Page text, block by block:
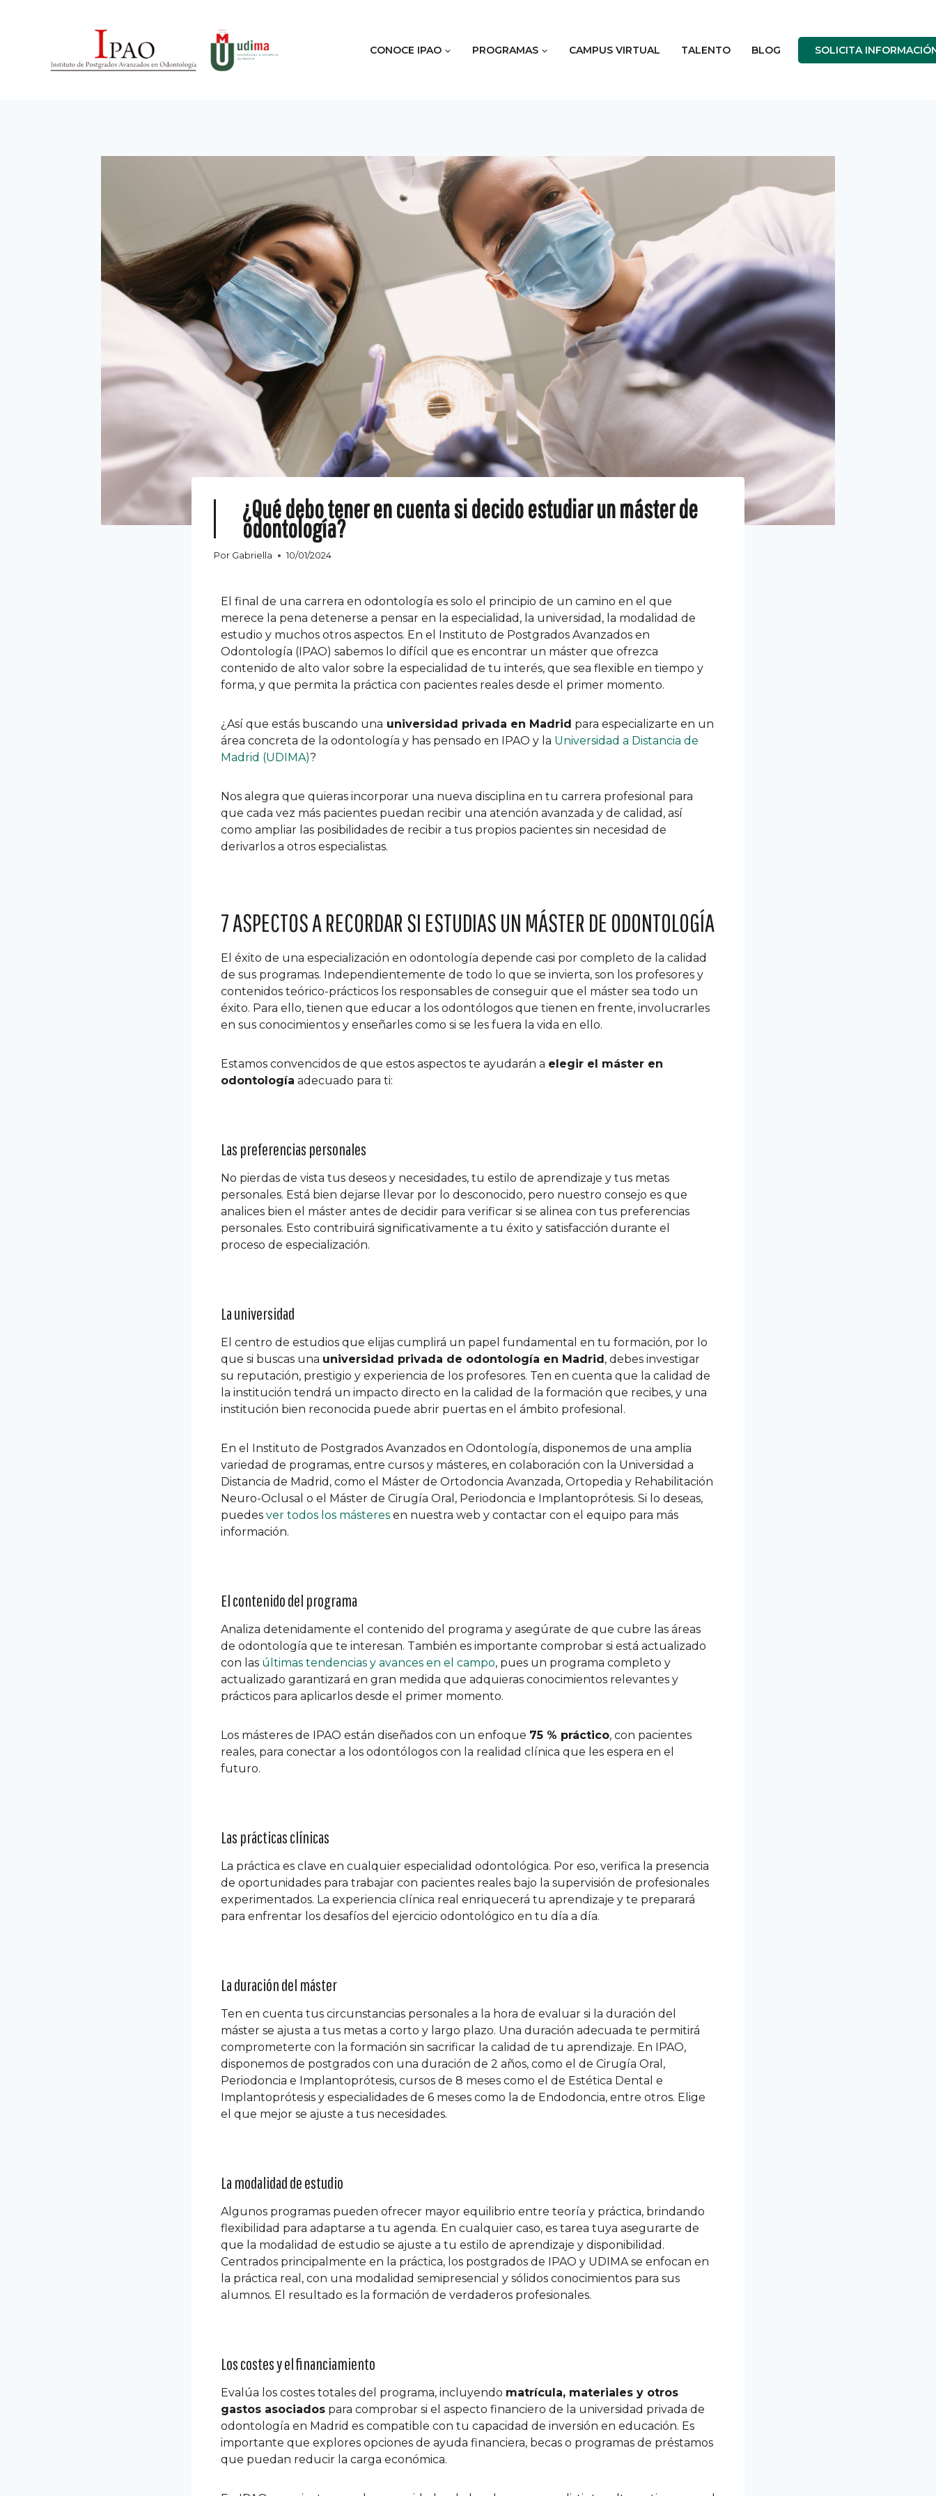
CONOCE IPAO PROGRAMAS CAMPUS VIRTUAL TALENTO BLOG SOLICITA
¿Qué debo tener en cuenta si decido estudiar un máster de
odontología?
Por Gabriella 10/01/2024
El final de una carrera en odontología es solo el principio de un camino en el que
merece la pena detenerse a pensar en la especialidad, la universidad, la modalidad de
estudio y muchos otros aspectos. En el Instituto de Postgrados Avanzados en
Odontología (IPAO) sabemos lo difícil que es encontrar un máster que ofrezca
contenido de alto valor sobre la especialidad de tu interés, que sea flexible en tiempo y
forma, y que permita la práctica con pacientes reales desde el primer momento.
¿Así que estás buscando una universidad privada en Madrid para especializarte en un
área concreta de la odontología y has pensado en IPAO y la Universidad a Distancia de
Madrid (UDIMA)?
Nos alegra que quieras incorporar una nueva disciplina en tu carrera profesional para
que cada vez más pacientes puedan recibir una atención avanzada y de calidad, así
como ampliar las posibilidades de recibir a tus propios pacientes sin necesidad de
derivarlos a otros especialistas.
7 ASPECTOS A RECORDAR SI ESTUDIAS UN MÁSTER DE ODONTOLOGÍA
El éxito de una especialización en odontología depende casi por completo de la calidad
de sus programas. Independientemente de todo lo que se invierta, son los profesores y
contenidos teórico-prácticos los responsables de conseguir que el máster sea todo un
éxito. Para ello, tienen que educar a los odontólogos que tienen en frente, involucrarles
en sus conocimientos y enseñarles como si se les fuera la vida en ello.
Estamos convencidos de que estos aspectos te ayudarán a elegir el máster en
odontología adecuado para ti:
Las preferencias personales
No pierdas de vista tus deseos y necesidades, tu estilo de aprendizaje y tus metas
personales. Está bien dejarse llevar por lo desconocido, pero nuestro consejo es que
analices bien el máster antes de decidir para verificar si se alinea con tus preferencias
personales. Esto contribuirá significativamente a tu éxito y satisfacción durante el
proceso de especialización.
La universidad
El centro de estudios que elijas cumplirá un papel fundamental en tu formación, por lo
que si buscas una universidad privada de odontología en Madrid, debes investigar
su reputación, prestigio y experiencia de los profesores. Ten en cuenta que la calidad de
la institución tendrá un impacto directo en la calidad de la formación que recibes, y una
institución bien reconocida puede abrir puertas en el ámbito profesional.
En el Instituto de Postgrados Avanzados en Odontología, disponemos de una amplia
variedad de programas, entre cursos y másteres, en colaboración con la Universidad a
Distancia de Madrid, como el Máster de Ortodoncia Avanzada, Ortopedia y Rehabilitación
Neuro-Oclusal o el Máster de Cirugía Oral, Periodoncia e Implantoprótesis. Si lo deseas,
puedes ver todos los másteres en nuestra web y contactar con el equipo para más
información.
El contenido del programa
Analiza detenidamente el contenido del programa y asegúrate de que cubre las áreas
de odontología que te interesan. También es importante comprobar si está actualizado
con las últimas tendencias y avances en el campo, pues un programa completo y
actualizado garantizará en gran medida que adquieras conocimientos relevantes y
prácticos para aplicarlos desde el primer momento.
Los másteres de IPAO están diseñados con un enfoque 75 % práctico, con pacientes
reales, para conectar a los odontólogos con la realidad clínica que les espera en el
futuro.
Las prácticas clínicas
La práctica es clave en cualquier especialidad odontológica. Por eso, verifica la presencia
de oportunidades para trabajar con pacientes reales bajo la supervisión de profesionales
experimentados. La experiencia clínica real enriquecerá tu aprendizaje y te preparará
para enfrentar los desafíos del ejercicio odontológico en tu día a día.
La duración del máster
Ten en cuenta tus circunstancias personales a la hora de evaluar si la duración del
máster se ajusta a tus metas a corto y largo plazo. Una duración adecuada te permitirá
comprometerte con la formación sin sacrificar la calidad de tu aprendizaje. En IPAO,
disponemos de postgrados con una duración de 2 años, como el de Cirugía Oral,
Periodoncia e Implantoprótesis, cursos de 8 meses como el de Estética Dental e
Implantoprótesis y especialidades de 6 meses como la de Endodoncia, entre otros. Elige
el que mejor se ajuste a tus necesidades.
La modalidad de estudio
Algunos programas pueden ofrecer mayor equilibrio entre teoría y práctica, brindando
flexibilidad para adaptarse a tu agenda. En cualquier caso, es tarea tuya asegurarte de
que la modalidad de estudio se ajuste a tu estilo de aprendizaje y disponibilidad.
Centrados principalmente en la práctica, los postgrados de IPAO y UDIMA se enfocan en
la práctica real, con una modalidad semipresencial y sólidos conocimientos para sus
alumnos. El resultado es la formación de verdaderos profesionales.
Los costes y el financiamiento
Evalúa los costes totales del programa, incluyendo matrícula, materiales y otros
gastos asociados para comprobar si el aspecto financiero de la universidad privada de
odontología en Madrid es compatible con tu capacidad de inversión en educación. Es
importante que explores opciones de ayuda financiera, becas o programas de préstamos
que puedan reducir la carga económica.